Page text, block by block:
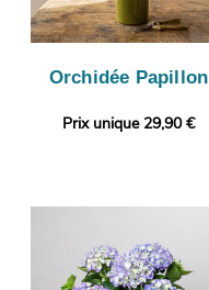
Orchidée Papillon
Prix unique 29,90 €